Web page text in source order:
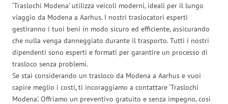
‘Traslochi Modena’ utilizza veicoli moderni, ideali per il lungo
viaggio da Modena a Aarhus. I nostri traslocatori esperti
gestiranno i tuoi beni in modo sicuro ed efficiente, assicurando
che nulla venga danneggiato durante il trasporto. Tutti i nostri
dipendenti sono esperti e formati per garantire un processo di
trasloco senza problemi.
Se stai considerando un trasloco da Modena a Aarhus e vuoi
capire meglio i costi, ti incoraggiamo a contattare ‘Traslochi
Modena’. Offriamo un preventivo gratuito e senza impegno, così